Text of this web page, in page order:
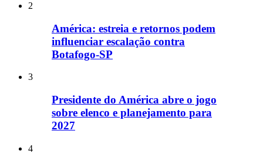
2
América: estreia e retornos podem
influenciar escalação contra
Botafogo-SP
3
Presidente do América abre o jogo
sobre elenco e planejamento para
2027
4